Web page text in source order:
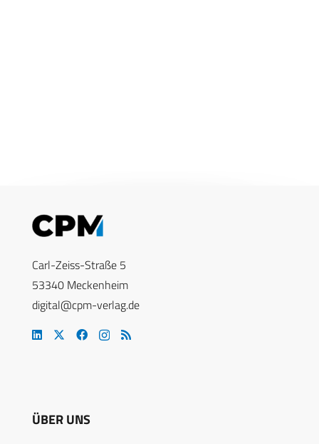
Carl-Zeiss-Straße 5
53340 Meckenheim
digital@cpm-verlag.de
ÜBER UNS